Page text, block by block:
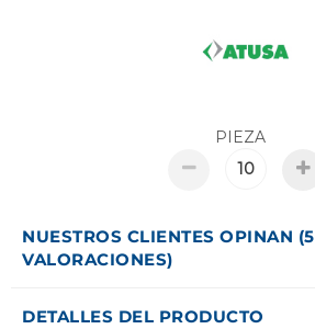
PIEZA
NUESTROS CLIENTES OPINAN (5
VALORACIONES)
DETALLES DEL PRODUCTO